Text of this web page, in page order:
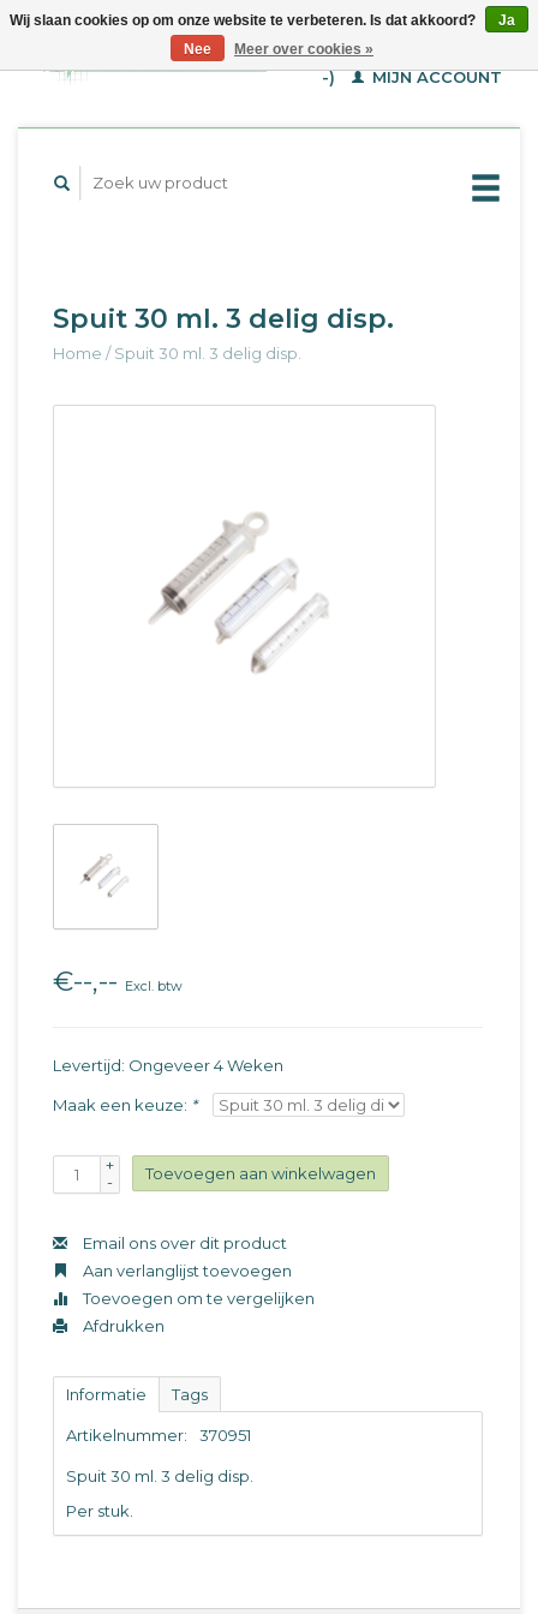
WINKELWAGEN (€--,-
-)
MIJN ACCOUNT
Spuit 30 ml. 3 delig disp.
Home /Spuit 30 ml. 3 delig disp.
€--,-- Excl. btw
Levertijd: Ongeveer 4 Weken
Maak een keuze: *
+
-
Toevoegen aan winkelwagen
Email ons over dit product
Aan verlanglijst toevoegen
Toevoegen om te vergelijken
Afdrukken
Informatie Tags
Artikelnummer: 370951
Spuit 30 ml. 3 delig disp.
Per stuk.
Wij slaan cookies op om onze website te verbeteren. Is dat akkoord?
Ja
Nee
Meer over cookies »